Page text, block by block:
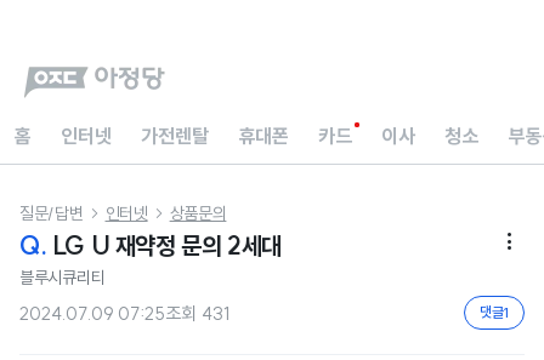
홈 인터넷 가전렌탈 휴대폰 카드 이사 청소 부
질문/답변  인터넷  상품문의
Q. LG U 재약정 문의 2세대 
블루시큐리티
2024.07.09 07:25조회 431 댓글1